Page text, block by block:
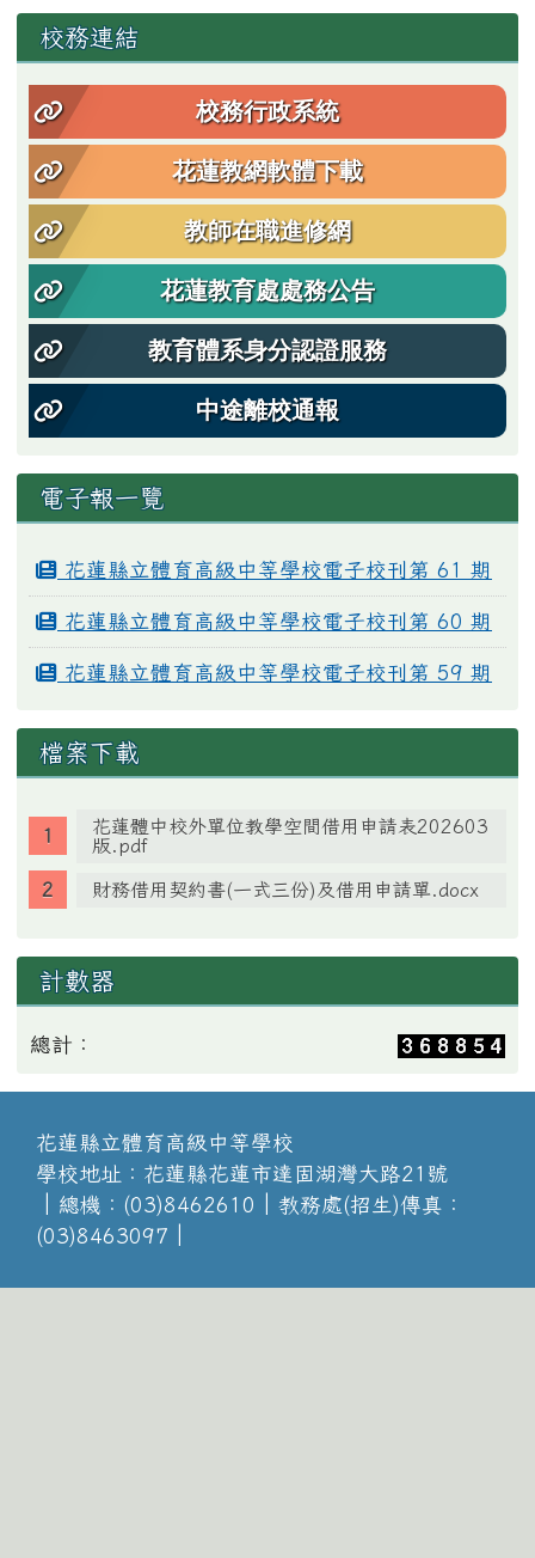
左邊區域內容
校務連結
校務行政系統
花蓮教網軟體下載
教師在職進修網
花蓮教育處處務公告
教育體系身分認證服務
中途離校通報
電子報一覽
花蓮縣立體育高級中等學校電子校刊第 61 期
花蓮縣立體育高級中等學校電子校刊第 60 期
花蓮縣立體育高級中等學校電子校刊第 59 期
檔案下載
花蓮體中校外單位教學空間借用申請表202603
版.pdf
財務借用契約書(一式三份)及借用申請單.docx
計數器
總計：
花蓮縣立體育高級中等學校
學校地址：花蓮縣花蓮市達固湖灣大路21號
│總機：(03)8462610│教務處(招生)傳真：
(03)8463097│